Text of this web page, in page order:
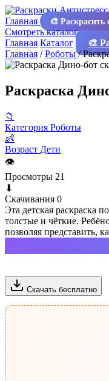
Главная 🎨 Раскрасить
Смотреть каталог
Главная Каталог 🎨
Главная /Роботы/
Раскраска
📁
Категория Роботы
👶
Возраст Дети
👁
Просмотры 21
⬇
Скачивания 0
Эта детская раскраска
толстые и чёткие.
позволяя представить,
Скачать бесплатно